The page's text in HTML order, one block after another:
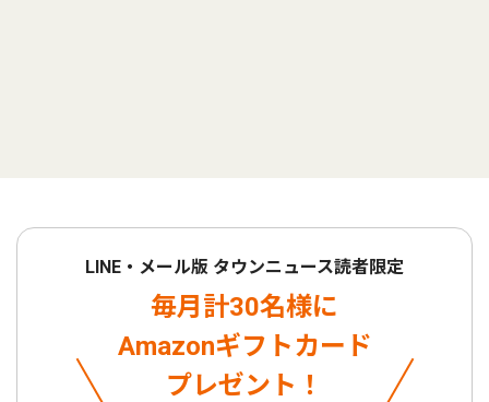
LINE・メール版 タウンニュース読者限定
毎月計30名様に
Amazonギフトカード
プレゼント！